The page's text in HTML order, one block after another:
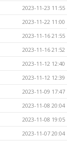
2023-11-23 11:55
2023-11-22 11:00
2023-11-16 21:55
2023-11-16 21:52
2023-11-12 12:40
2023-11-12 12:39
2023-11-09 17:47
2023-11-08 20:04
2023-11-08 19:05
2023-11-07 20:04